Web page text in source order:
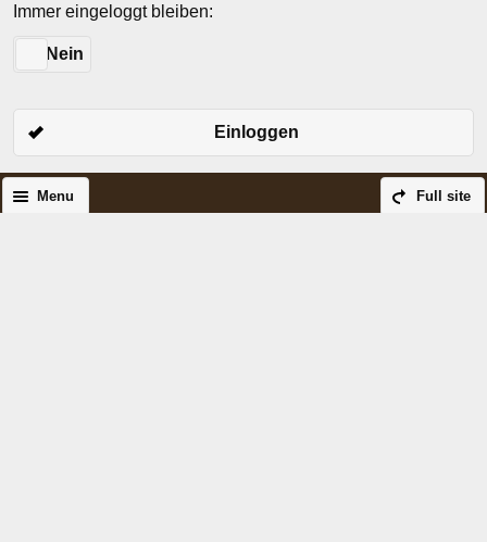
Immer eingeloggt bleiben:
Nein
Einloggen
Full site
Menu